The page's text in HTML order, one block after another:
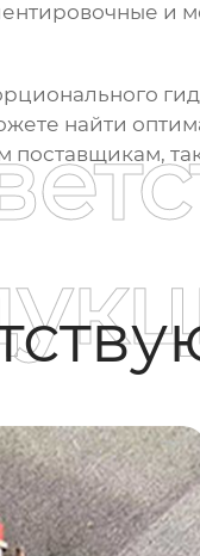
и
найти
поставщикам,